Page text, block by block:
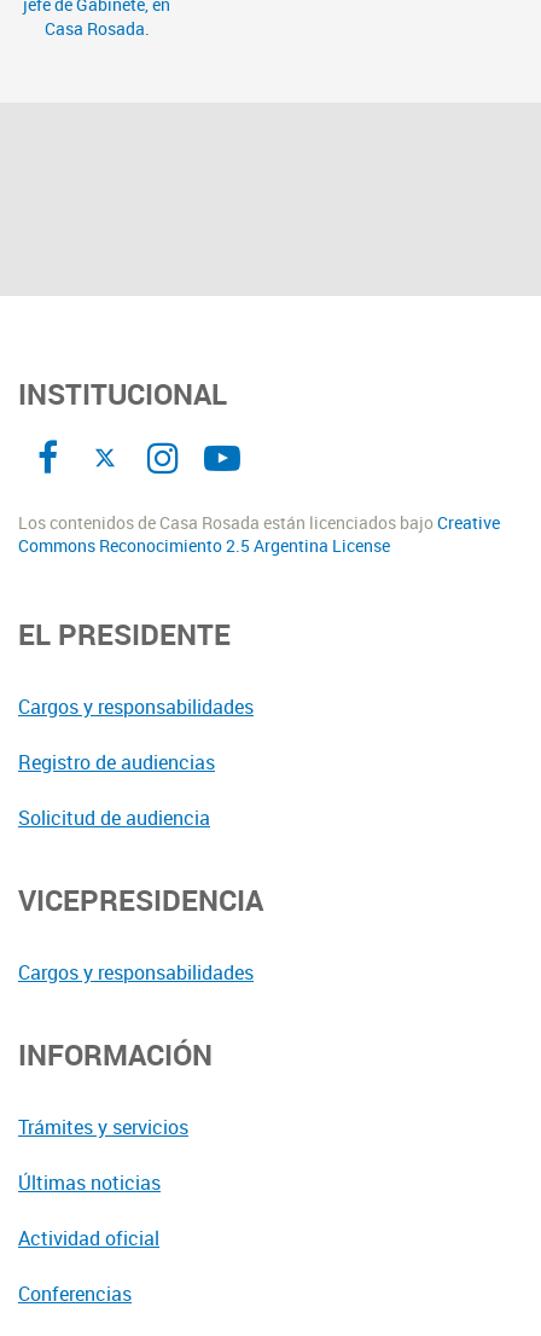
INSTITUCIONAL
Los contenidos de Casa Rosada están licenciados bajoCreative
Commons Reconocimiento 2.5 Argentina License
EL PRESIDENTE
Cargos y responsabilidades
Registro de audiencias
Solicitud de audiencia
VICEPRESIDENCIA
Cargos y responsabilidades
INFORMACIÓN
Trámites y servicios
Últimas noticias
Actividad oficial
Conferencias